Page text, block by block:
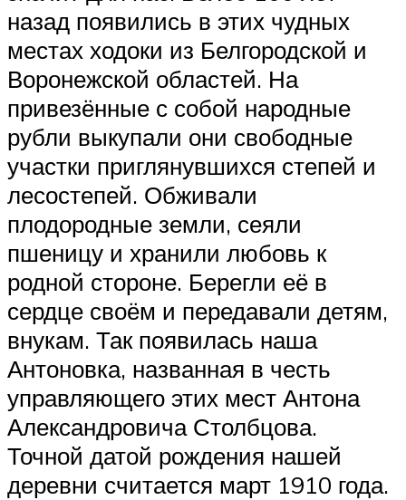
назад появились в этих чудных
местах ходоки из Белгородской и
Воронежской областей. На
привезённые с собой народные
рубли выкупали они свободные
участки приглянувшихся степей и
лесостепей. Обживали
плодородные земли, сеяли
пшеницу и хранили любовь к
родной стороне. Берегли её в
сердце своём и передавали детям,
внукам. Так появилась наша
Антоновка, названная в честь
управляющего этих мест Антона
Александровича Столбцова.
Точной датой рождения нашей
деревни считается март 1910 года.